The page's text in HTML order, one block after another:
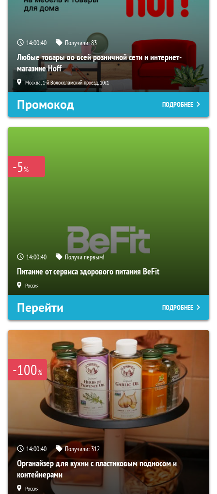
14:00:40 Получили:83
Любые товары во всей розничной сети и интернет-
магазине Hoff
Москва, 1-й Волоколамский проезд, 10с1
Промокод ПОДРОБНЕЕ
-5%
14:00:40 Получи первым!
Питание от сервиса здорового питания BeFit
Россия
Перейти ПОДРОБНЕЕ
-100%
14:00:40 Получили: 312
Органайзер для кухни с пластиковым подносом и
контейнерами
Россия